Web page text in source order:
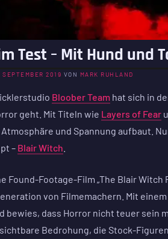
Test – Mit Hund und
SEPTEMBER 2019 VON MARK RUHLAND
Bloober Teamhat sich in
geht. Mit Titeln wie Layers of Fear
und Spannung aufbaut.
– Blair Witch
Found-Footage-Film „The Blair
von Filmemachern. Mit
bewies, dass Horror nicht teuer sein
Bedrohung, die Stock-